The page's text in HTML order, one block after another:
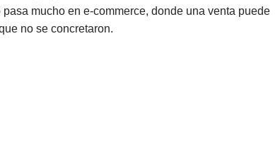
mucho en e-commerce, donde una venta puede
no se concretaron.